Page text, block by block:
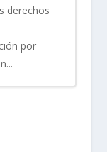
derechos
por